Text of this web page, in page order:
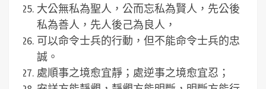
大公無私為聖人，公而忘私為賢人，先公後
私為善人，先人後己為良人，
可以命令士兵的行動，但不能命令士兵的忠
誠。
處順事之境愈宜靜；處逆事之境愈宜忍；